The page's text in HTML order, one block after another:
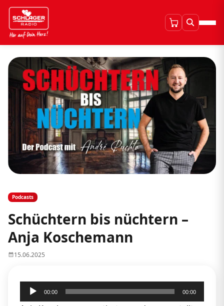
Podcasts
Schüchtern bis nüchtern –
Anja Koschemann
15.06.2025
Audio-
Player
00:00 00:00